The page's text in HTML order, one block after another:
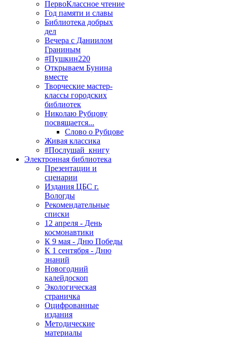
ПервоКлассное чтение
Год памяти и славы
Библиотека добрых
дел
Вечера с Даниилом
Граниным
#Пушкин220
Открываем Бунина
вместе
Творческие мастер-
классы городских
библиотек
Николаю Рубцову
посвящается...
Слово о Рубцове
Живая классика
#Послушай_книгу
Электронная библиотека
Презентации и
сценарии
Издания ЦБС г.
Вологды
Рекомендательные
списки
12 апреля - День
космонавтики
К 9 мая - Дню Победы
К 1 сентября - Дню
знаний
Новогодний
калейдоскоп
Экологическая
страничка
Оцифрованные
издания
Методические
материалы